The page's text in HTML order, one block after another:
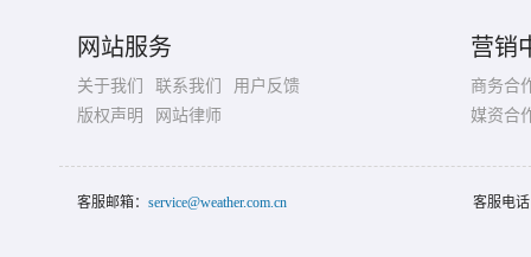
网站服务
关于我们 联系我们
用户反馈
版权声明
网站律师
营销
商务合
媒资合
客服邮箱： service@weather.com.cn 客服电